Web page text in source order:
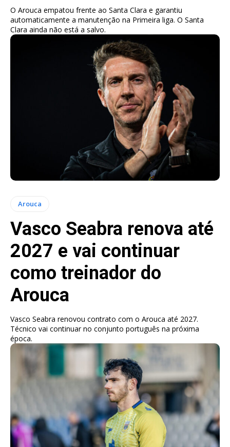
O Arouca empatou frente ao Santa Clara e garantiu
automaticamente a manutenção na Primeira liga. O Santa
Clara ainda não está a salvo.
Arouca
Vasco Seabra renova até
2027 e vai continuar
como treinador do
Arouca
Vasco Seabra renovou contrato com o Arouca até 2027.
Técnico vai continuar no conjunto português na próxima
época.